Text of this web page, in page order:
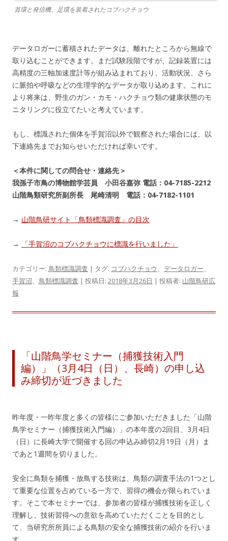
首環と発信機、足環を装着されたコブハクチョウ
データロガーに蓄積されたデータは、離れたところから無線で
取り込むことができます。まだ試験段階ですが、記録装置には
高精度の三軸加速度計等が組み込まれており、活動状況、さら
に脈拍や呼吸などの生理学的なデータが取り込めます。これに
より将来は、野生のガン・カモ・ハクチョウ類の健康状態のモ
ニタリングに役立てたいと考えています。
もし、標識された個体を手賀沼以外で観察された場合には、以
下連絡先までお知らせいただければ幸いです。
＜本件に関しての問合せ・連絡先＞
我孫子市鳥の博物館学芸員 小田谷嘉弥 電話：04-7185-2212
山階鳥類研究所副所長 尾崎清明 電話：04-7182-1101
→ 山階鳥研サイト「鳥類標識調査」の目次
→ 「手賀沼のコブハクチョウに標識を行いました」
カテゴリー: 鳥類標識調査 | タグ: コブハクチョウ、 データロガー、
手賀沼、 鳥類標識調査 | 投稿日: 2018年3月26日 | 投稿者: 山階鳥研広
報
「山階鳥学セミナー（捕獲技術入門
編）」（3月4日（日）、長崎）の申し込
み締切が近づきました
昨年度・一昨年度と多くの皆様にご参加いただきました「山階
鳥学セミナー（捕獲技術入門編）」の本年度の2回目、3月4日
（日）に長崎大学で開催する回の申込み締切2月19日（月）ま
であと1週間を切りました。
安全に鳥類を捕獲・放鳥する技術は、鳥類の調査手法の1つとし
て重要な位置を占めている一方で、習得の機会が限られていま
す。そこで本セミナーでは、参加者の皆様が捕獲技術を正しく
理解し、技術習得への意欲を高めていただくことを目的とし
て、当研究所所員による鳥類の安全な捕獲技術の紹介を行いま